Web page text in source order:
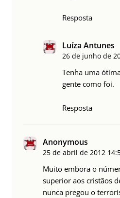
Resposta
Luíza Antunes
26 de junho de
Tenha uma
gente como foi.
Resposta
Anonymous
25 de abril de 2012
Muito embora o
superior aos cristãos
nunca pregou o